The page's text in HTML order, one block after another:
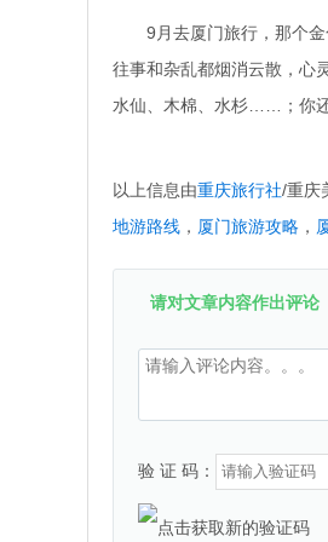
9月去厦门旅行，那个
往事和杂乱都烟消云散，心
水仙、木棉、水杉……；你
以上信息由重庆旅行社/重庆
地游路线 ， 厦门旅游攻略 ，
请对文章内容作出评论
验 证 码：